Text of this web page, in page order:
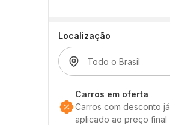
Localização
Carros em oferta
Carros com desconto já
aplicado ao preço final